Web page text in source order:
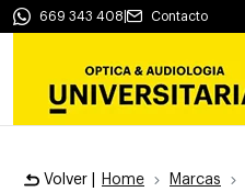
669 343 408 Contacto
Volver | Home Marcas